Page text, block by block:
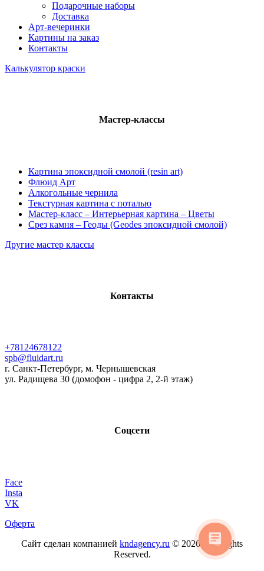
Подарочные наборы
Доставка
Арт-вечеринки
Картины на заказ
Контакты
Калькулятор краски
Мастер-классы
Картина эпоксидной смолой (resin art)
Флюид Арт
Алкогольные чернила
Текстурная картина с поталью
Мастер-класс – Интерьерная картина – Цветы
Срез камня – Геоды (Geodes эпоксидной смолой)
Другие мастер классы
Контакты
+78124678122
spb@fluidart.ru
г. Санкт-Петербург, м. Чернышевская
ул. Радищева 30 (домофон - цифра 2, 2-й этаж)
Соцсети
Face
Insta
VK
Оферта
Сайт сделан компанией kndagency.ru © 2026. All Rights
Reserved.